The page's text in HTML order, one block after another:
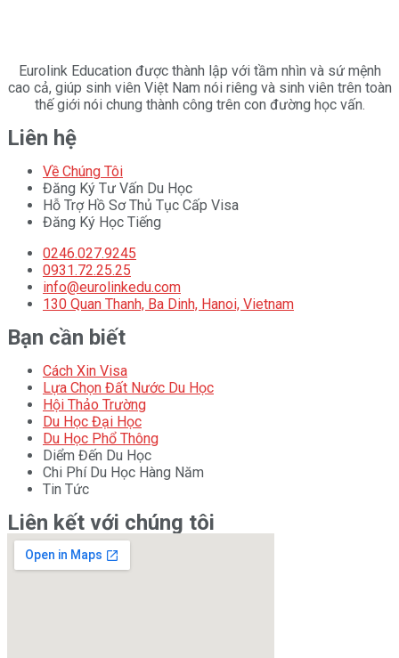
Eurolink Education được thành lập với tầm nhìn và sứ mệnh
cao cả, giúp sinh viên Việt Nam nói riêng và sinh viên trên toàn
thế giới nói chung thành công trên con đường học vấn.
Liên hệ
Về Chúng Tôi
Đăng Ký Tư Vấn Du Học
Hỗ Trợ Hồ Sơ Thủ Tục Cấp Visa
Đăng Ký Học Tiếng
0246.027.9245
0931.72.25.25
info@eurolinkedu.com
130 Quan Thanh, Ba Dinh, Hanoi, Vietnam
Bạn cần biết
Cách Xin Visa
Lựa Chọn Đất Nước Du Học
Hội Thảo Trường
Du Học Đại Học
Du Học Phổ Thông
Diểm Đến Du Học
Chi Phí Du Học Hàng Năm
Tin Tức
Liên kết với chúng tôi